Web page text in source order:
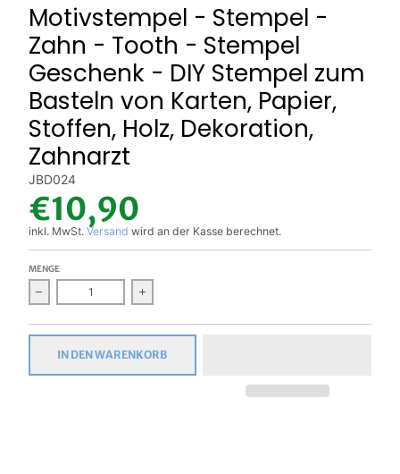
Motivstempel - Stempel -
Zahn - Tooth - Stempel
Geschenk - DIY Stempel zum
Basteln von Karten, Papier,
Stoffen, Holz, Dekoration,
Zahnarzt
JBD024
€10,90
inkl. MwSt. Versand wird an der Kasse berechnet.
MENGE
Verringern Sie die Menge für Motivstempel - Stempel - Zahn
Erhöhen Sie die Menge für Motivstempel -
IN DEN WARENKORB